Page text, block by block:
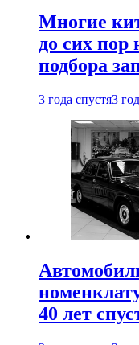
Многие
до сих пор
подбора
3 года спустя3
40 лет